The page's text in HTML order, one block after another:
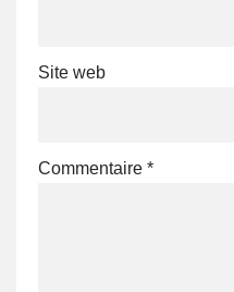
Site web
Commentaire *